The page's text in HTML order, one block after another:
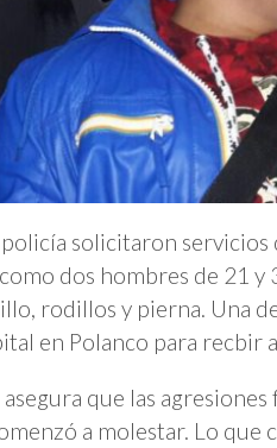
solicitaron
dos hombres de 21
rodillos y pierna. Una
en Polanco para recbir
asegura que las
a molestar. Lo que